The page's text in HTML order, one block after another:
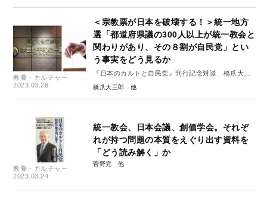
教養・カルチャー
2023.03.28
＜宗教票が日本を破壊する！＞統一地方
選「都道府県議の300人以上が統一教会と
関わりがあり、その８割が自民党」とい
う事実をどう見るか
『日本のカルトと自民党』刊行記念対談 橋爪大三
郎×有田芳生
橋爪大三郎
教養・カルチャー
2023.03.24
統一教会、日本会議、創価学会。それぞ
れが持つ問題の本質をえぐり出す資料を
「どう読み解く」か
菅野完